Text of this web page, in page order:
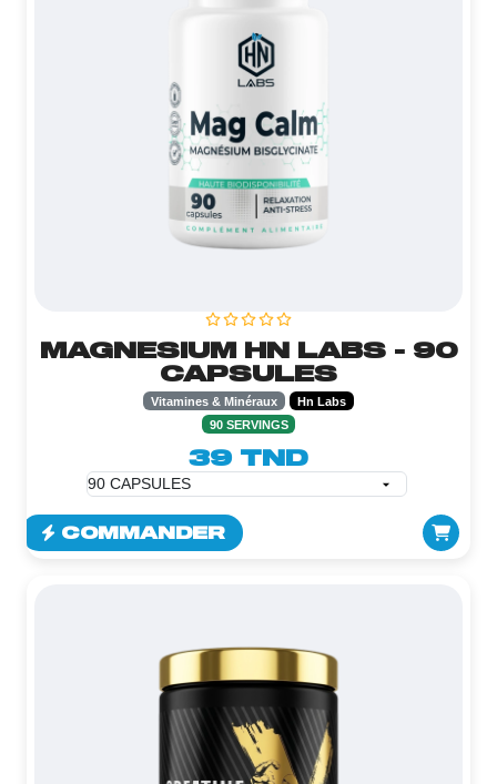
MAGNESIUM HN LABS - 90
CAPSULES
Vitamines & Minéraux
Hn Labs
90 SERVINGS
39 TND
COMMANDER